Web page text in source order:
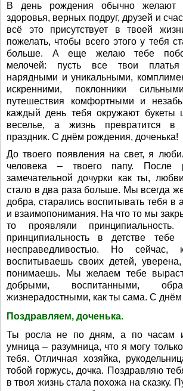
В день рождения обычно желают
здоровья, верных подруг, друзей и
всё это присутствует в твоей
пожелать, чтобы всего этого у тебя
больше. А еще желаю тебе
мелочей: пусть все твои
нарядными и уникальными,
искренними, поклонники
путешествия комфортными и
каждый день тебя окружают букеты
веселье, а жизнь превратится в
праздник. С днём рождения, доченька!
До твоего появления на свет, я
человека – твоего папу. После
замечательной дочурки как ты,
стало в два раза больше. Мы всегда
добра, старались воспитывать тебя
и взаимопонимания. На что то мы
то проявляли
принципиальность в детстве тебе
несправедливостью. Но
воспитываешь своих детей,
понимаешь. Мы желаем тебе
добрыми, воспитанными,
жизнерадостными, как ты сама. С
Поздравляем, доченька.
Ты росла не по дням, а по часам
умница – разумница, что я могу
тебя. Отличная хозяйка,
тобой горжусь, дочка. Поздравляю
в твоя жизнь стала похожа на сказку.